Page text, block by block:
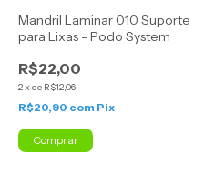
Mandril Laminar 010 Suporte
para Lixas - Podo System
R$22,00
2x de R$12,06
R$20,90 com Pix
Comprar